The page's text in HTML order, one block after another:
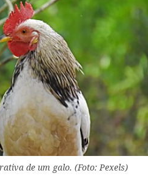
de um galo. (Foto: Pexels)